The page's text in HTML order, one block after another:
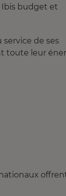
Ibis budget et
service de ses
toute leur